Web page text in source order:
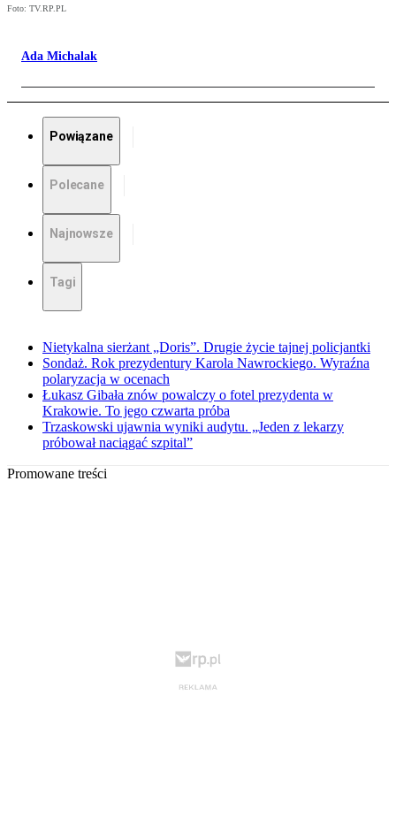
Foto: TV.RP.PL
Ada Michalak
Powiązane
Polecane
Najnowsze
Tagi
Nietykalna sierżant „Doris”. Drugie życie tajnej policjantki
Sondaż. Rok prezydentury Karola Nawrockiego. Wyraźna
polaryzacja w ocenach
Łukasz Gibała znów powalczy o fotel prezydenta w
Krakowie. To jego czwarta próba
Trzaskowski ujawnia wyniki audytu. „Jeden z lekarzy
próbował naciągać szpital”
Promowane treści